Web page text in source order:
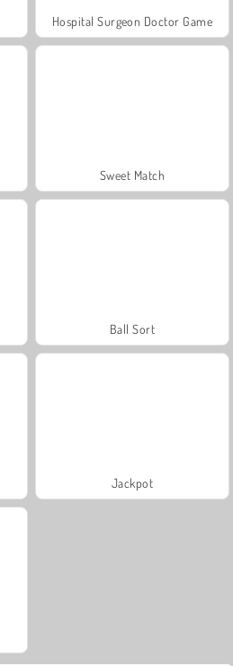
Hospital Surgeon Doctor Game
Sweet Match
Ball Sort
Jackpot